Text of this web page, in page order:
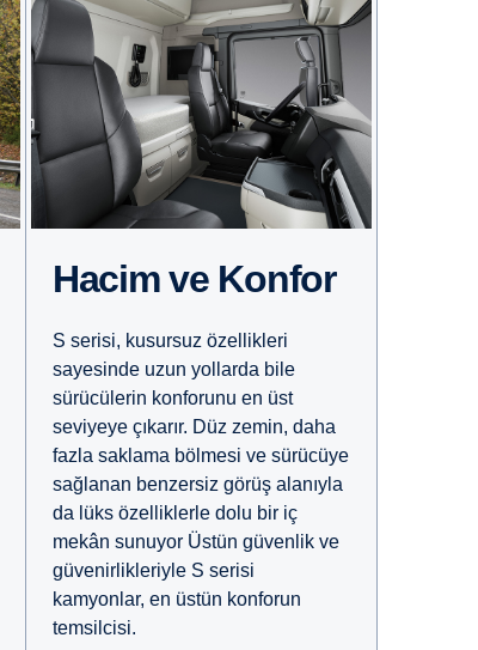
Hacim ve Konfor
S serisi, kusursuz özellikleri
sayesinde uzun yollarda bile
sürücülerin konforunu en üst
seviyeye çıkarır. Düz zemin, daha
fazla saklama bölmesi ve sürücüye
sağlanan benzersiz görüş alanıyla
da lüks özelliklerle dolu bir iç
mekân sunuyor Üstün güvenlik ve
güvenirlikleriyle S serisi
kamyonlar, en üstün konforun
temsilcisi.